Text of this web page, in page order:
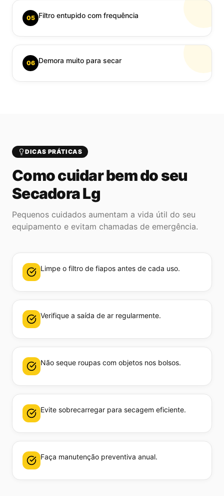
05 Filtro entupido com frequência
06 Demora muito para secar
DICAS PRÁTICAS
Como cuidar bem do seu
Secadora Lg
Pequenos cuidados aumentam a vida útil do seu
equipamento e evitam chamadas de emergência.
Limpe o filtro de fiapos antes de cada uso.
Verifique a saída de ar regularmente.
Não seque roupas com objetos nos bolsos.
Evite sobrecarregar para secagem eficiente.
Faça manutenção preventiva anual.